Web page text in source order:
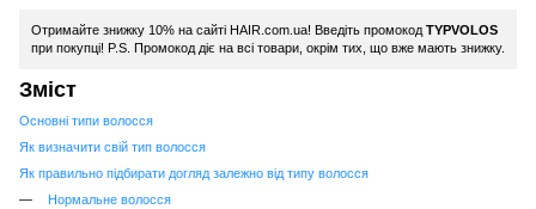
Отримайте знижку 10% на сайті HAIR.com.ua! Введіть промокод TYPVOLOS
при покупці! P.S. Промокод діє на всі товари, окрім тих, що вже мають знижку.
Зміст
Основні типи волосся
Як визначити свій тип волосся
Як правильно підбирати догляд залежно від типу волосся
Нормальне волосся